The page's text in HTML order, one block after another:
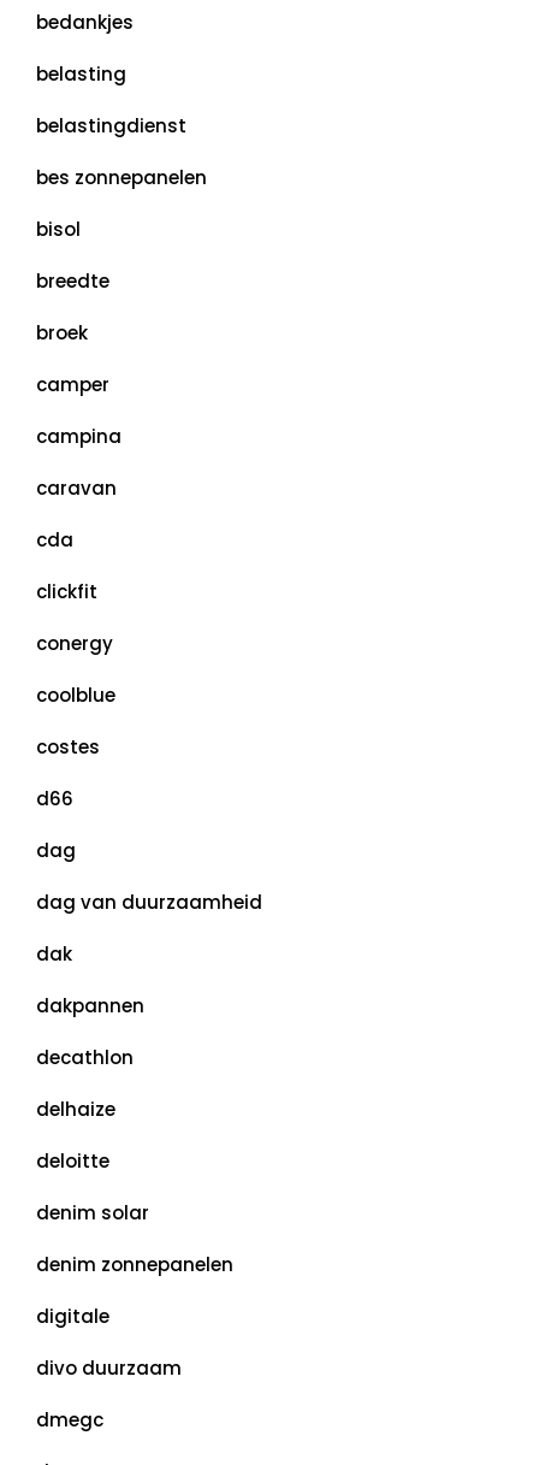
bedankjes
belasting
belastingdienst
bes zonnepanelen
bisol
breedte
broek
camper
campina
caravan
cda
clickfit
conergy
coolblue
costes
d66
dag
dag van duurzaamheid
dak
dakpannen
decathlon
delhaize
deloitte
denim solar
denim zonnepanelen
digitale
divo duurzaam
dmegc